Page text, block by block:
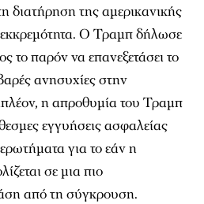
διατήρηση της αμερικανικής
εκκρεμότητα. Ο Τραμπ δήλωσε
το παρόν να επανεξετάσει το
ανησυχίες στην
η απροθυμία του Τραμπ
εγγυήσεις ασφαλείας
για το εάν η
σε μια πιο
από τη σύγκρουση.